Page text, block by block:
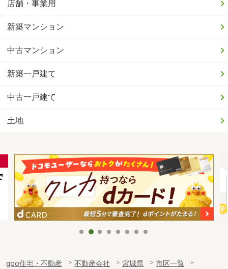
店舗・事業用
新築マンション
中古マンション
新築一戸建て
中古一戸建て
土地
goo住宅・不動産 不動産会社 宮城県
市区一覧